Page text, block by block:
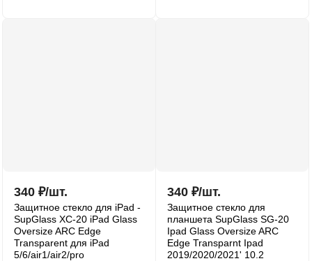
340 ₽/шт.
Защитное стекло для iPad -
SupGlass XC-20 iPad Glass
Oversize ARC Edge
Transparent для iPad
5/6/air1/air2/pro
340 ₽/шт.
Защитное стекло для
планшета SupGlass SG-20
Ipad Glass Oversize ARC
Edge Transparnt Ipad
2019/2020/2021' 10.2